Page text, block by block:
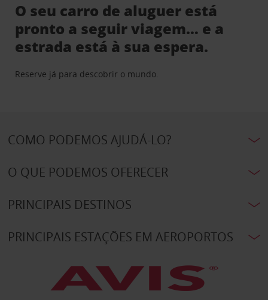
O seu carro de aluguer está
pronto a seguir viagem… e a
estrada está à sua espera.
Reserve já para descobrir o mundo.
COMO PODEMOS AJUDÁ-LO?
O QUE PODEMOS OFERECER
PRINCIPAIS DESTINOS
PRINCIPAIS ESTAÇÕES EM AEROPORTOS